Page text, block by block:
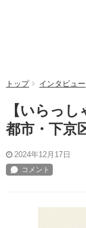
トップ インタビュー
【いらっ
都市・下京
2024年12月17日